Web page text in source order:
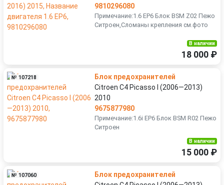
9810296080
Примечание:1.6 EP6 Блок BSM Z02 Пежо
Ситроен,Сломаны крепления см.фото
В наличии
18 000 ₽
№ 107218
Блок предохранителей
Citroen C4 Picasso I (2006—2013)
2010
9675877980
Примечание:1.6i EP6 Блок BSM R02 Пежо
Ситроен
В наличии
15 000 ₽
№ 107060
Блок предохранителей